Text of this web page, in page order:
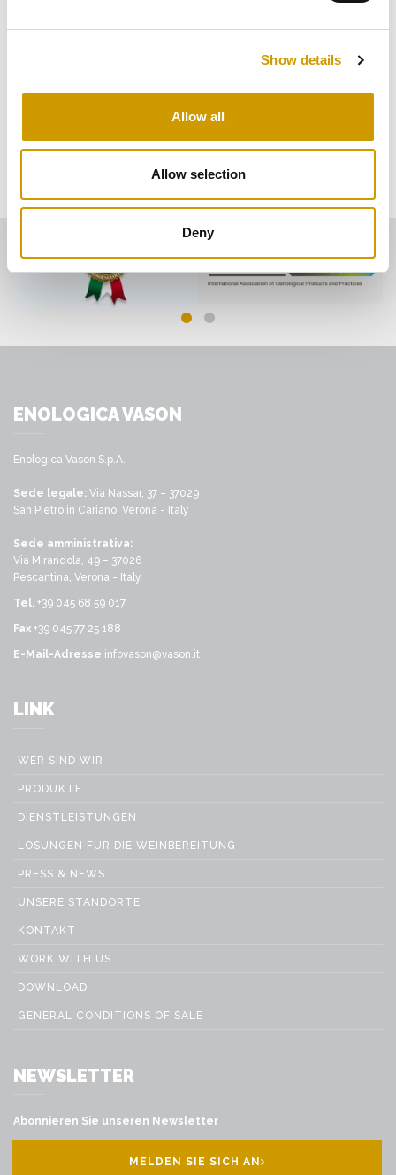
Show details
Allow all
Allow selection
Deny
ENOLOGICA VASON
Enologica Vason S.p.A.
Sede legale: Via Nassar, 37 – 37029
San Pietro in Cariano, Verona - Italy
Sede amministrativa:
Via Mirandola, 49 – 37026
Pescantina, Verona - Italy
Tel. +39 045 68 59 017
Fax +39 045 77 25 188
E-Mail-Adresse infovason@vason.it
LINK
WER SIND WIR
PRODUKTE
DIENSTLEISTUNGEN
LÖSUNGEN FÜR DIE WEINBEREITUNG
PRESS & NEWS
UNSERE STANDORTE
KONTAKT
WORK WITH US
DOWNLOAD
GENERAL CONDITIONS OF SALE
NEWSLETTER
Abonnieren Sie unseren Newsletter
MELDEN SIE SICH AN